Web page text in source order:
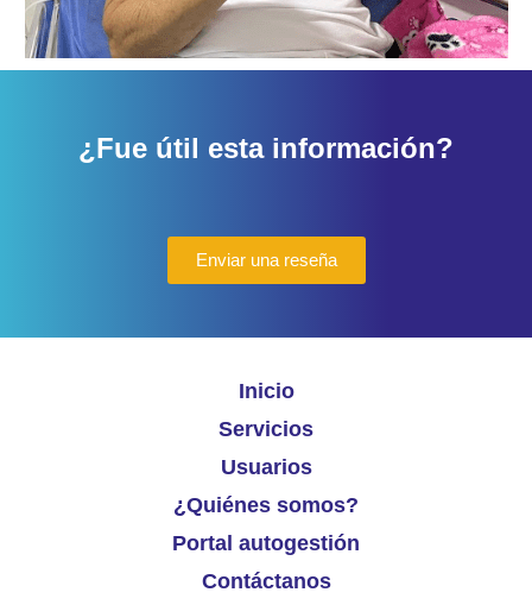
¿Fue útil esta información?
Enviar una reseña
Inicio
Servicios
Usuarios
¿Quiénes somos?
Portal autogestión
Contáctanos